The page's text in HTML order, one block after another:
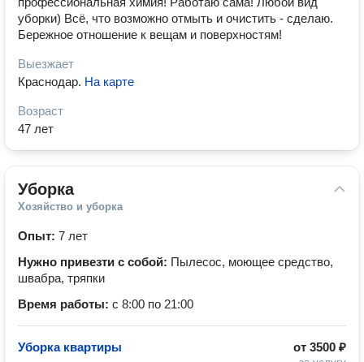
уборки) Всё, что возможно отмыть и очистить - сделаю.
Бережное отношение к вещам и поверхностям!
Выезжает
Краснодар. На карте
Возраст
47 лет
Уборка
Хозяйство и уборка
Опыт: 7 лет
Нужно привезти с собой: Пылесос, моющее средство,
швабра, тряпки
Время работы: с 8:00 по 21:00
от 3500 ₽
Уборка квартиры